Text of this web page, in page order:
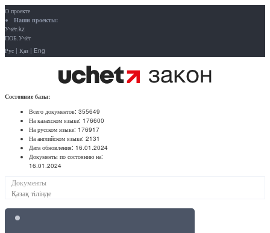
О проекте
Наши проекты:
Учёт.kz
ПОБ.Учёт
Рус | Қаз | Eng
Состояние базы:
Всего документов: 355649
На казахском языке: 176600
На русском языке: 176917
На английском языке: 2131
Дата обновления: 16.01.2024
Документы по состоянию на:
16.01.2024
Документы
Қазақ тілінде